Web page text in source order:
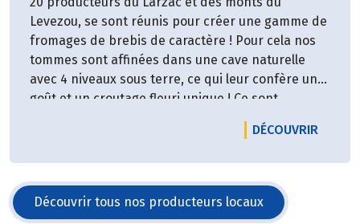
Levezou, se sont réunis pour créer une gamme de
fromages de brebis de caractère ! Pour cela nos
tommes sont affinées dans une cave naturelle
avec 4 niveaux sous terre, ce qui leur confère un
goût et un croutage fleuri unique ! Ce sont
DÉCOUVRIR
Découvrir tous nos producteurs locaux